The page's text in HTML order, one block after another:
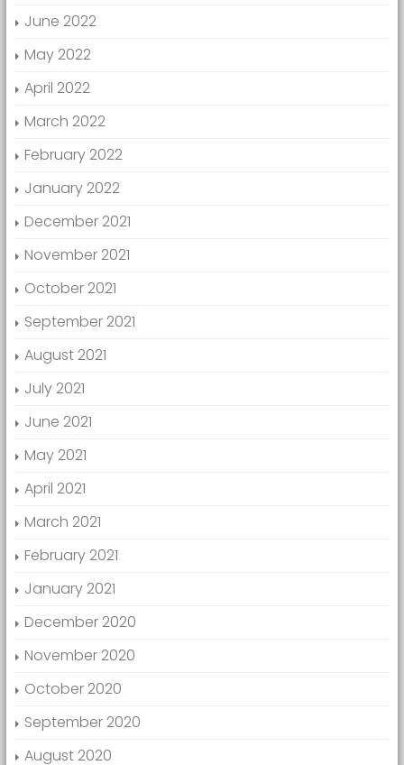
June 2022
May 2022
April 2022
March 2022
February 2022
January 2022
December 2021
November 2021
October 2021
September 2021
August 2021
July 2021
June 2021
May 2021
April 2021
March 2021
February 2021
January 2021
December 2020
November 2020
October 2020
September 2020
August 2020